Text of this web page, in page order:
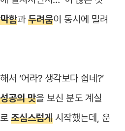
함과두려움이 동시에 밀려
서 ‘어라? 생각보다 쉽네?’
성공의 맛을 보신 분도 계실
로조심스럽게 시작했는데, 운